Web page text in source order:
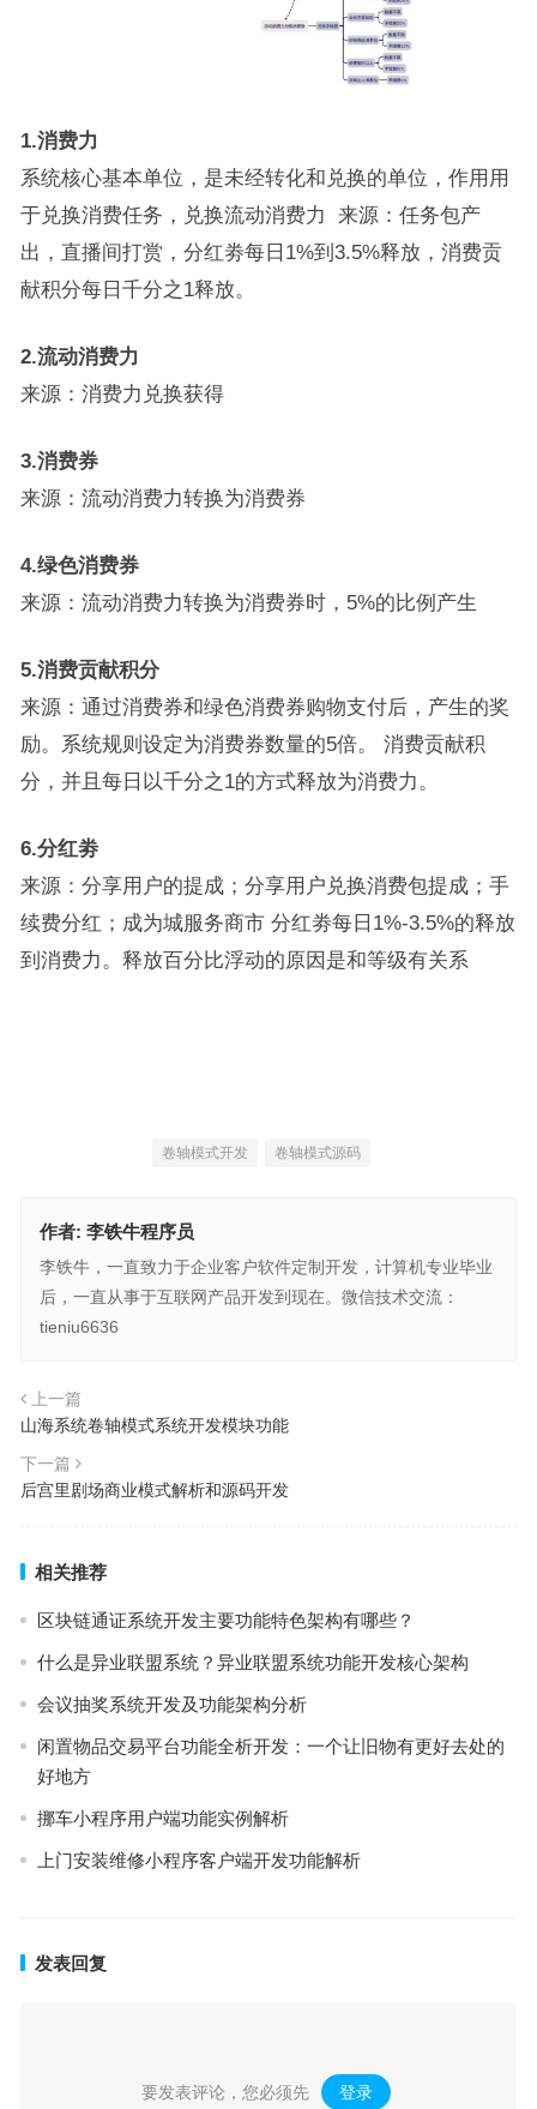
1.消费力
系统核心基本单位，是未经转化和兑换的单位，作用用
于兑换消费任务，兑换流动消费力 来源：任务包产
出，直播间打赏，分红劵每日1%到3.5%释放，消费贡
献积分每日千分之1释放。
2.流动消费力
来源：消费力兑换获得
3.消费券
来源：流动消费力转换为消费券
4.绿色消费券
来源：流动消费力转换为消费券时，5%的比例产生
5.消费贡献积分
来源：通过消费券和绿色消费券购物支付后，产生的奖
励。系统规则设定为消费券数量的5倍。 消费贡献积
分，并且每日以千分之1的方式释放为消费力。
6.分红劵
来源：分享用户的提成；分享用户兑换消费包提成；手
续费分红；成为城服务商市 分红劵每日1%-3.5%的释放
到消费力。释放百分比浮动的原因是和等级有关系
卷轴模式开发 卷轴模式源码
作者: 李铁牛程序员
李铁牛，一直致力于企业客户软件定制开发，计算机专业毕业
后，一直从事于互联网产品开发到现在。微信技术交流：
tieniu6636
上一篇
山海系统卷轴模式系统开发模块功能
下一篇
后宫里剧场商业模式解析和源码开发
相关推荐
区块链通证系统开发主要功能特色架构有哪些？
什么是异业联盟系统？异业联盟系统功能开发核心架构
会议抽奖系统开发及功能架构分析
闲置物品交易平台功能全析开发：一个让旧物有更好去处的
好地方
挪⻋⼩程序用户端功能实例解析
上门安装维修小程序客户端开发功能解析
发表回复
要发表评论，您必须先 登录 。